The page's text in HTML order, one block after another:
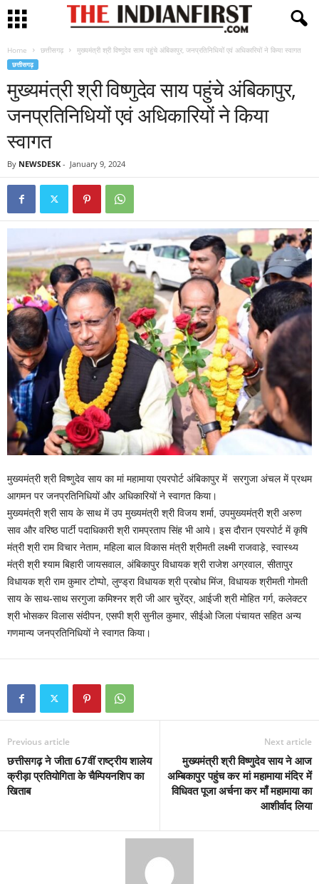
Home छत्तीसगढ़ मुख्यमंत्री श्री विष्णुदेव साय पहुंचे अंबिकापुर, जनप्रतिनिधियों एवं अधिकारियों ने किया स्वागत
छत्तीसगढ़
मुख्यमंत्री श्री विष्णुदेव साय पहुंचे अंबिकापुर,
जनप्रतिनिधियों एवं अधिकारियों ने किया
स्वागत
By NEWSDESK - January 9, 2024
मुख्यमंत्री श्री विष्णुदेव साय का मां महामाया एयरपोर्ट अंबिकापुर में सरगुजा अंचल में प्रथम
आगमन पर जनप्रतिनिधियों और अधिकारियों ने स्वागत किया।
मुख्यमंत्री श्री साय के साथ में उप मुख्यमंत्री श्री विजय शर्मा, उपमुख्यमंत्री श्री अरुण
साव और वरिष्ठ पार्टी पदाधिकारी श्री रामप्रताप सिंह भी आये। इस दौरान एयरपोर्ट में कृषि
मंत्री श्री राम विचार नेताम, महिला बाल विकास मंत्री श्रीमती लक्ष्मी राजवाड़े, स्वास्थ्य
मंत्री श्री श्याम बिहारी जायसवाल, अंबिकापुर विधायक श्री राजेश अग्रवाल, सीतापुर
विधायक श्री राम कुमार टोप्पो, लुण्ड्रा विधायक श्री प्रबोध मिंज, विधायक श्रीमती गोमती
साय के साथ-साथ सरगुजा कमिश्नर श्री जी आर चुरेंद्र, आईजी श्री मोहित गर्ग, कलेक्टर
श्री भोसकर विलास संदीपन, एसपी श्री सुनील कुमार, सीईओ जिला पंचायत सहित अन्य
गणमान्य जनप्रतिनिधियों ने स्वागत किया।
Previous article
छत्तीसगढ़ ने जीता 67वीं राष्ट्रीय शालेय
क्रीड़ा प्रतियोगिता के चैम्पियनशिप का
खिताब
Next article
मुख्यमंत्री श्री विष्णुदेव साय ने आज
अम्बिकापुर पहुंच कर मां महामाया मंदिर में
विधिवत पूजा अर्चना कर माँ महामाया का
आशीर्वाद लिया